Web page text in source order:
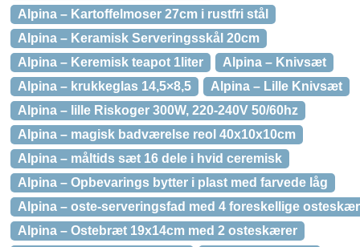
Alpina – Kartoffelmoser 27cm i rustfri stål
Alpina – Keramisk Serveringsskål 20cm
Alpina – Keremisk teapot 1liter
Alpina – Knivsæt
Alpina – krukkeglas 14,5×8,5
Alpina – Lille Knivsæt
Alpina – lille Riskoger 300W, 220-240V 50/60hz
Alpina – magisk badværelse reol 40x10x10cm
Alpina – måltids sæt 16 dele i hvid ceremisk
Alpina – Opbevarings bytter i plast med farvede låg
Alpina – oste-serveringsfad med 4 foreskellige
Alpina – Ostebræt 19x14cm med 2 osteskærer